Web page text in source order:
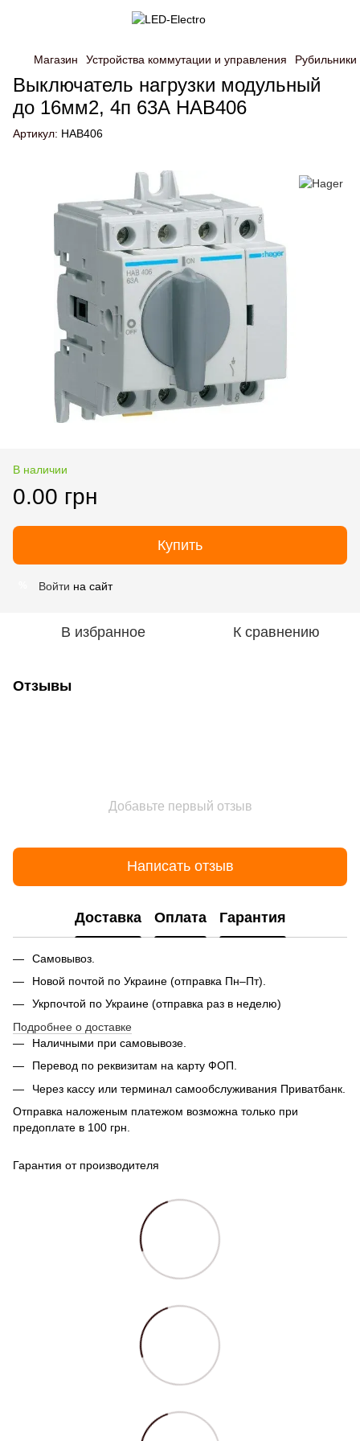
Магазин Устройства коммутации и управления Рубильники
Выключатель нагрузки модульный
до 16мм2, 4п 63А HAB406
Артикул: HAB406
В наличии
0.00 грн
Купить
Войти на сайт
В избранное К сравнению
Отзывы
Добавьте первый отзыв
Написать отзыв
Доставка Оплата Гарантия
Самовывоз.
Новой почтой по Украине (отправка Пн–Пт).
Укрпочтой по Украине (отправка раз в неделю)
Подробнее о доставке
Наличными при самовывозе.
Перевод по реквизитам на карту ФОП.
Через кассу или терминал самообслуживания Приватбанк.
Отправка наложеным платежом возможна только при
предоплате в 100 грн.
Гарантия от производителя